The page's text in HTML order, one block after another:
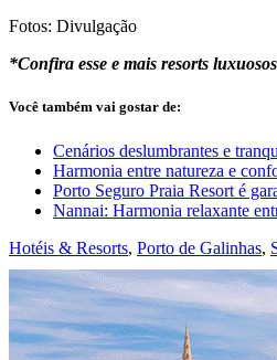
Fotos: Divulgação
*Confira esse e mais resorts
Você também vai gostar de:
Cenários deslumbrantes e
Harmonia entre natureza e
Porto Seguro Praia Resort é
Nannai: Harmonia relaxante
Hotéis & Resorts, Porto de Galinhas,